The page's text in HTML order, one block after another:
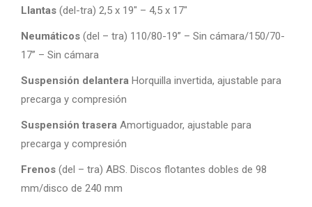
Llantas (del-tra) 2,5 x 19″ – 4,5 x 17″
Neumáticos (del – tra) 110/80-19” – Sin cámara/150/70-
17” – Sin cámara
Suspensión delantera Horquilla invertida, ajustable para
precarga y compresión
Suspensión trasera Amortiguador, ajustable para
precarga y compresión
Frenos (del – tra) ABS. Discos flotantes dobles de 98
mm/disco de 240 mm